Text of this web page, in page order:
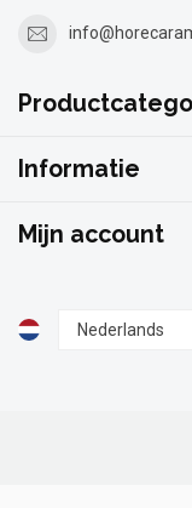
Informatie
Mijn account